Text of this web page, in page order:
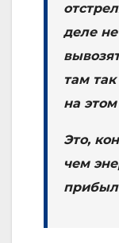
деле
там
на
Это,
чем